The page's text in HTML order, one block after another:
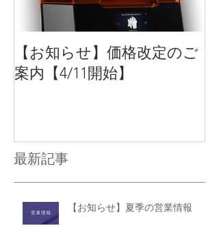
【お知らせ】価格改定のご
案内【4/11開始】
最新記事
【お知らせ】夏季の営業情報